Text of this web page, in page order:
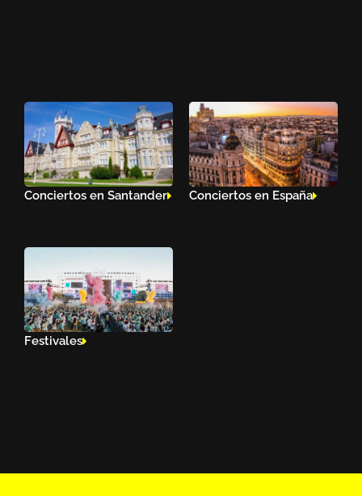
Conciertos en Santander Conciertos en España
Festivales